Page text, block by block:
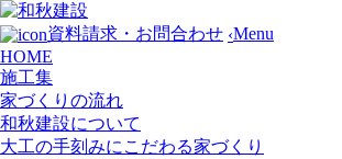
資料請求・お問合わせ ‹Menu
HOME
施工集
家づくりの流れ
和秋建設について
大工の手刻みにこだわる家づくり